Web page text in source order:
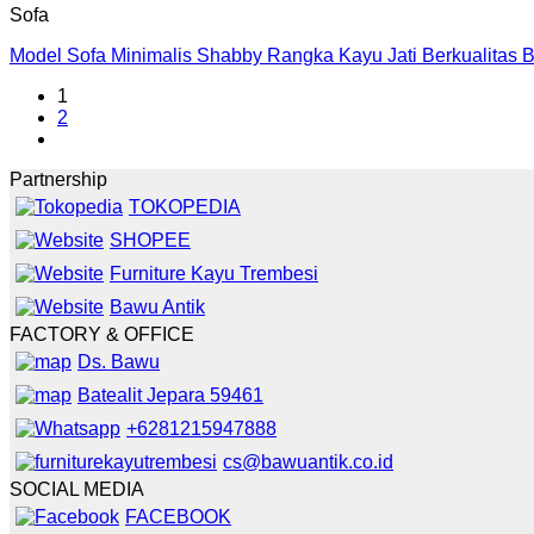
Sofa
Model Sofa Minimalis Shabby Rangka Kayu Jati Berkualitas
1
2
Partnership
TOKOPEDIA
SHOPEE
Furniture Kayu Trembesi
Bawu Antik
FACTORY & OFFICE
Ds. Bawu
Batealit Jepara 59461
+6281215947888
cs@bawuantik.co.id
SOCIAL MEDIA
FACEBOOK